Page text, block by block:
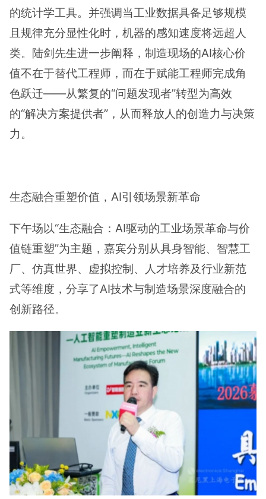
的统计学工具。并强调当工业数据具备足够规模
且规律充分显性化时，机器的感知速度将远超人
类。陆剑先生进一步阐释，制造现场的AI核心价
值不在于替代工程师，而在于赋能工程师完成角
色跃迁——从繁复的“问题发现者”转型为高效
的“解决方案提供者”，从而释放人的创造力与决策
力。
生态融合重塑价值，AI引领场景新革命
下午场以“生态融合：AI驱动的工业场景革命与价
值链重塑”为主题，嘉宾分别从具身智能、智慧工
厂、仿真世界、虚拟控制、人才培养及行业新范
式等维度，分享了AI技术与制造场景深度融合的
创新路径。